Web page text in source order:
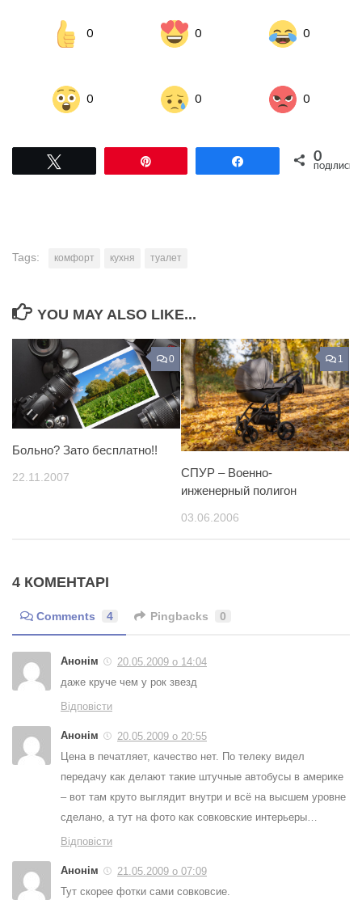
0 0 0
0 0 0
Поділитися0
ПОДІЛИСЬ
Tags: комфорт кухня туалет
YOU MAY ALSO LIKE...
0
Больно? Зато бесплатно!!
22.11.2007
1
СПУР – Военно-
инженерный полигон
03.06.2006
4 КОМЕНТАРІ
Comments 4 Pingbacks 0
Анонім
20.05.2009 о 14:04
даже круче чем у рок звезд
Відповісти
Анонім
20.05.2009 о 20:55
Цена в печатляет, качество нет. По телеку видел
передачу как делают такие штучные автобусы в америке
– вот там круто выглядит внутри и всё на высшем уровне
сделано, а тут на фото как совковские интерьеры…
Відповісти
Анонім
21.05.2009 о 07:09
Тут скорее фотки сами совковсие.